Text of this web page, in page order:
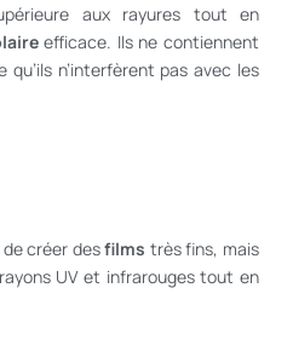
aux rayures tout en
efficace. Ils ne contiennent
n’interfèrent pas avec les
créer desfilms très fins, mais
UV et infrarouges tout en